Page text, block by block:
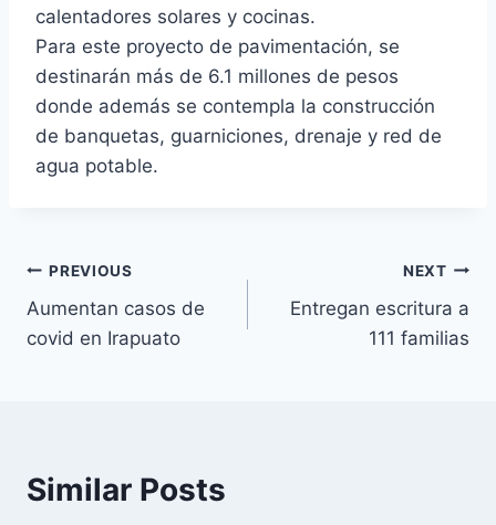
calentadores solares y cocinas.
Para este proyecto de pavimentación, se
destinarán más de 6.1 millones de pesos
donde además se contempla la construcción
de banquetas, guarniciones, drenaje y red de
agua potable.
PREVIOUS
Aumentan casos de
covid en Irapuato
NEXT
Entregan escritura a
111 familias
Similar Posts